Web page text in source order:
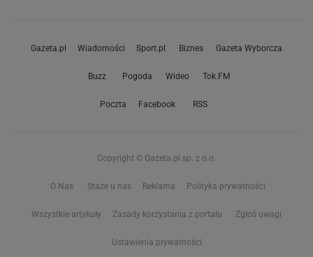
Gazeta.pl Wiadomości Sport.pl Biznes Gazeta Wyborcza
Buzz Pogoda Wideo Tok.FM
Poczta Facebook RSS
Copyright © Gazeta.pl sp. z o.o.
O Nas Staże u nas Reklama Polityka prywatności
Wszystkie artykuły Zasady korzystania z portalu Zgłoś uwagi
Ustawienia prywatności